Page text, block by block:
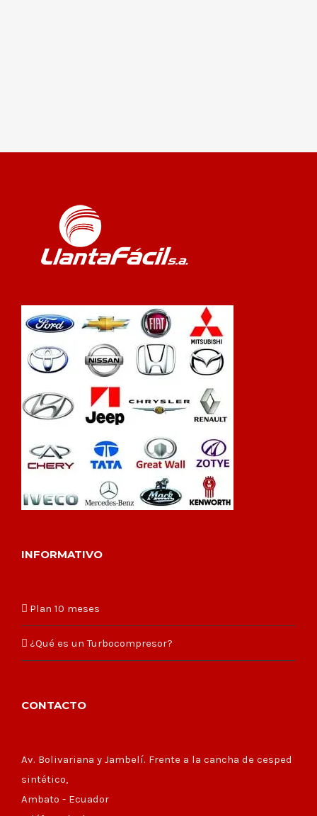
INFORMATIVO
Plan 10 meses
¿Qué es un Turbocompresor?
CONTACTO
Av. Bolivariana y Jambelí. Frente a la cancha de cesped
sintético,
Ambato - Ecuador